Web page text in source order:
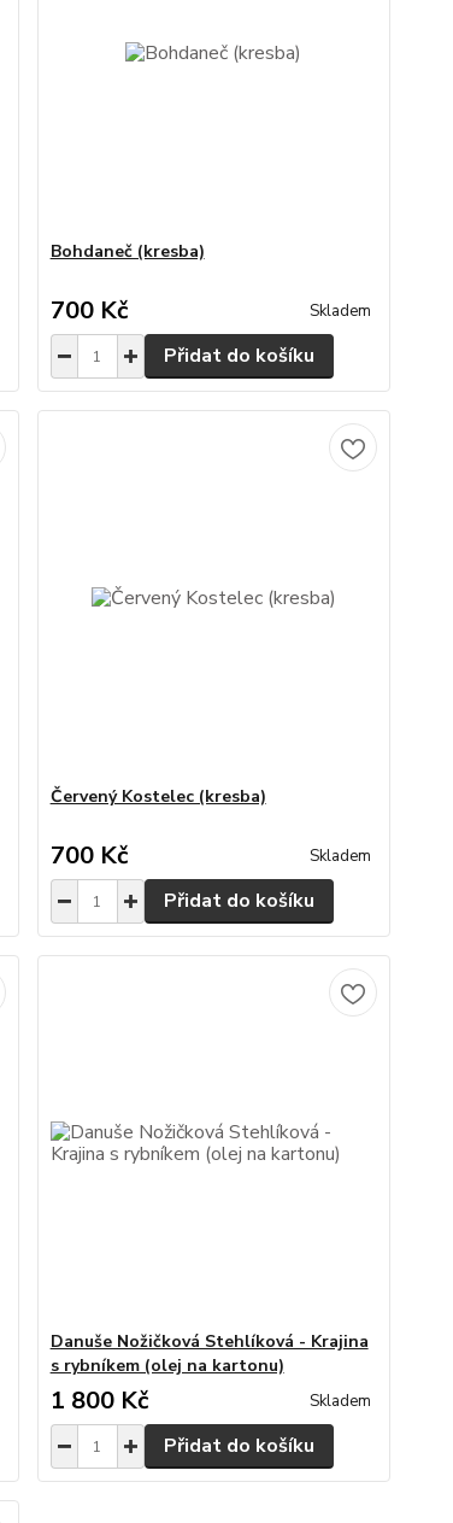
Bohdaneč (kresba)
700 Kč Skladem
Přidat do košíku
Červený Kostelec (kresba)
700 Kč Skladem
Přidat do košíku
Danuše Nožičková Stehlíková - Krajina
s rybníkem (olej na kartonu)
1 800 Kč Skladem
Přidat do košíku